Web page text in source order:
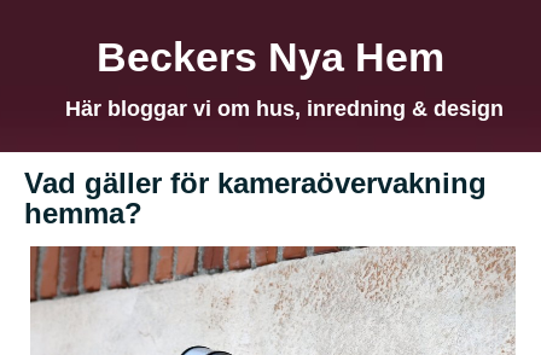
Beckers Nya Hem
Här bloggar vi om hus, inredning & design
Vad gäller för kameraövervakning
hemma?